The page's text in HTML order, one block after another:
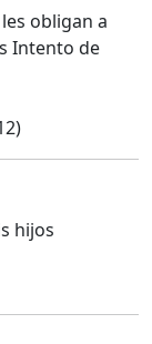
obligan a
Intento de
hijos